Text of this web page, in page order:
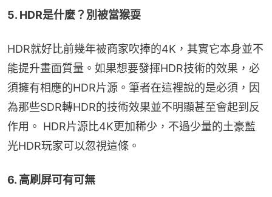
5. HDR是什麼？別被當猴耍
HDR就好比前幾年被商家吹捧的4K，其實它本身並不
能提升畫面質量。如果想要發揮HDR技術的效果，必
須擁有相應的HDR片源。筆者在這裡說的是必須，因
為那些SDR轉HDR的技術效果並不明顯甚至會起到反
作用。 HDR片源比4K更加稀少，不過少量的土豪藍
光HDR玩家可以忽視這條。
6. 高刷屏可有可無